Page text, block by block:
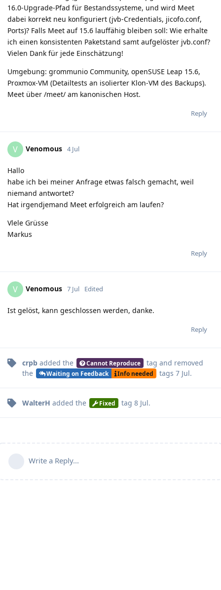
16.0-Upgrade-Pfad für Bestandssysteme, und wird Meet
dabei korrekt neu konfiguriert (jvb-Credentials, jicofo.conf,
Ports)? Falls Meet auf 15.6 lauffähig bleiben soll: Wie erhalte
ich einen konsistenten Paketstand samt aufgelöster jvb.conf?
Vielen Dank für jede Einschätzung!
Umgebung: grommunio Community, openSUSE Leap 15.6,
Proxmox-VM (Detailtests an isolierter Klon-VM des Backups).
Meet über /meet/ am kanonischen Host.
Reply
V Venomous 4 Jul
Hallo
habe ich bei meiner Anfrage etwas falsch gemacht, weil
niemand antwortet?
Hat irgendjemand Meet erfolgreich am laufen?
Vlele Grüsse
Markus
Reply
V Venomous 7 Jul Edited
Ist gelöst, kann geschlossen werden, danke.
Reply
crpb added the Cannot Reproduce tag and removed
the
Waiting on Feedback Info needed tags 7 Jul.
WalterH added the Fixed tag 8 Jul.
Write a Reply...